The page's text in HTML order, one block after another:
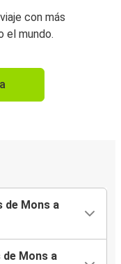
con más
el mundo.
de Mons a
Mons a